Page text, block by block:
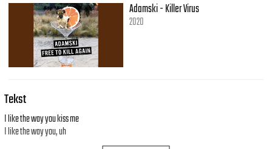
Adamski - Killer Virus
2020
Tekst
I like the way you kiss me
I like the way you, uh